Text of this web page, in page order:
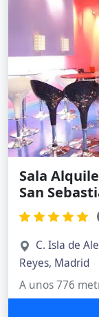
Sala
San
C. Isla de
Reyes, Madrid
A unos 776